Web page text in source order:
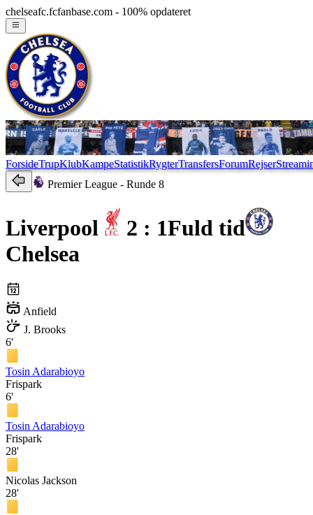
chelseafc.fcfanbase.com - 100% opdateret
ForsideTrupKlubKampeStatistikRygterTransfersForumRejser
Premier League - Runde 8
Liverpool 2 : 1Fuld tid
Chelsea
Anfield
J. Brooks
6'
Tosin Adarabioyo
Frispark
6'
Tosin Adarabioyo
Frispark
28'
Nicolas Jackson
28'